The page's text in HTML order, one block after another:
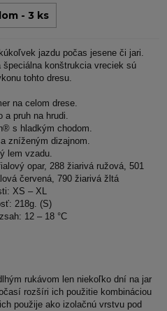
- 3 ks
jazdu počas jesene či jari.
konštrukcia vreciek sú
tohto dresu.
na celom drese.
a pruh na hrudi.
s hladkým chodom.
zníženým dizajnom.
lem vzadu.
opar, 288 žiarivá ružová, 501
červená, 790 žiarivá žltá
XS – XL
218g. (S)
12 – 18 °C
rukávom len niekoľko dní na jar
rozšíri ich použitie kombináciou
použije ako izolačnú vrstvu pod